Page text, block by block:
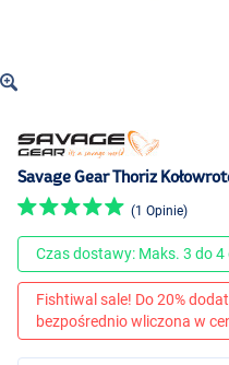
Savage Gear Thoriz
(1 Opinie)
Czas dostawy: Maks. 3 do
Fishtiwal sale! Do 20%
bezpośrednio wliczona w